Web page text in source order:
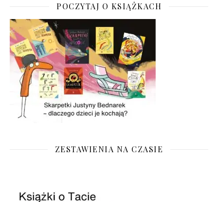
POCZYTAJ O KSIĄŻKACH
ZESTAWIENIA NA CZASIE